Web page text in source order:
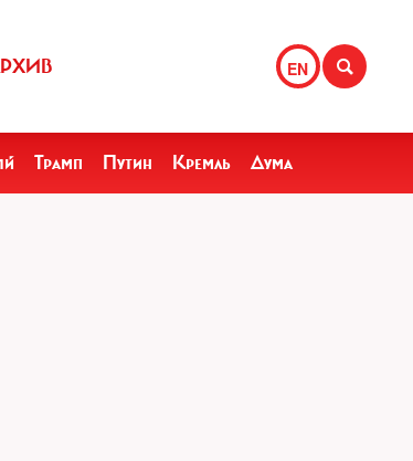
EN
Трамп Путин Кремль Дума